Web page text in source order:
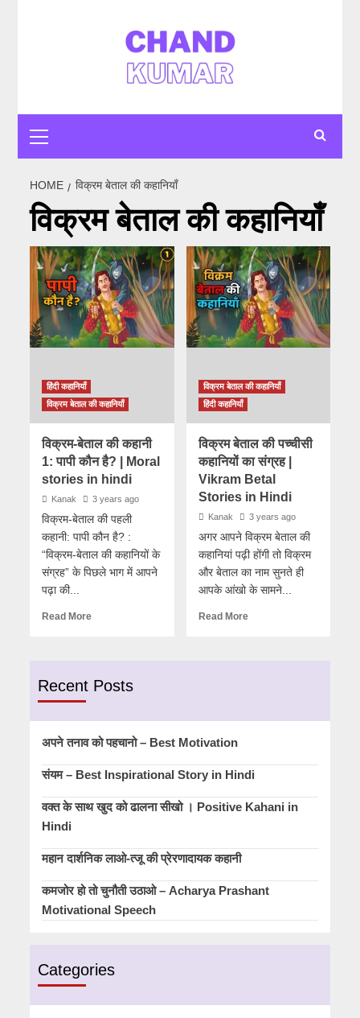
Menu
HOME विक्रम बेताल की कहानियाँ
विक्रम बेताल की कहानियाँ
हिंदी कहानियाँ
विक्रम बेताल की कहानियाँ
विक्रम-बेताल की कहानी
1: पापी कौन है? | Moral
stories in hindi
Kanak 3 years ago
विक्रम-बेताल की पहली
कहानी: पापी कौन है? :
“विक्रम-बेताल की कहानियों के
संग्रह” के पिछले भाग में आपने
पढ़ा की...
Read More
विक्रम बेताल की कहानियाँ
हिंदी कहानियाँ
विक्रम बेताल की पच्चीसी
कहानियों का संग्रह |
Vikram Betal
Stories in Hindi
Kanak 3 years ago
अगर आपने विक्रम बेताल की
कहानियां पढ़ी होंगी तो विक्रम
और बेताल का नाम सुनते ही
आपके आंखो के सामने...
Read More
Recent Posts
अपने तनाव को पहचानो – Best Motivation
संयम – Best Inspirational Story in Hindi
वक्त के साथ खुद को ढालना सीखो । Positive Kahani in
Hindi
महान दार्शनिक लाओ-त्जू की प्रेरणादायक कहानी
कमजोर हो तो चुनौती उठाओ – Acharya Prashant
Motivational Speech
Categories